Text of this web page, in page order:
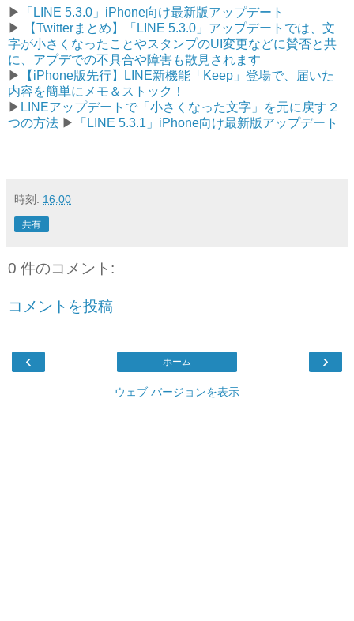
▶︎
「LINE 5.3.0」iPhone向け最新版アップデート
▶︎
【Twitterまとめ】「LINE 5.3.0」アップデートでは、文
字が小さくなったことやスタンプのUI変更などに賛否と共
に、アプデでの不具合や障害も散見されます
▶︎
【iPhone版先行】LINE新機能「Keep」登場で、届いた
内容を簡単にメモ＆ストック！
▶︎ LINEアップデートで「小さくなった文字」を元に戻す２
つの方法 ▶︎ 「LINE 5.3.1」iPhone向け最新版アップデート
時刻: 16:00
共有
0 件のコメント:
コメントを投稿
‹ ›
ホーム
ウェブ バージョンを表示